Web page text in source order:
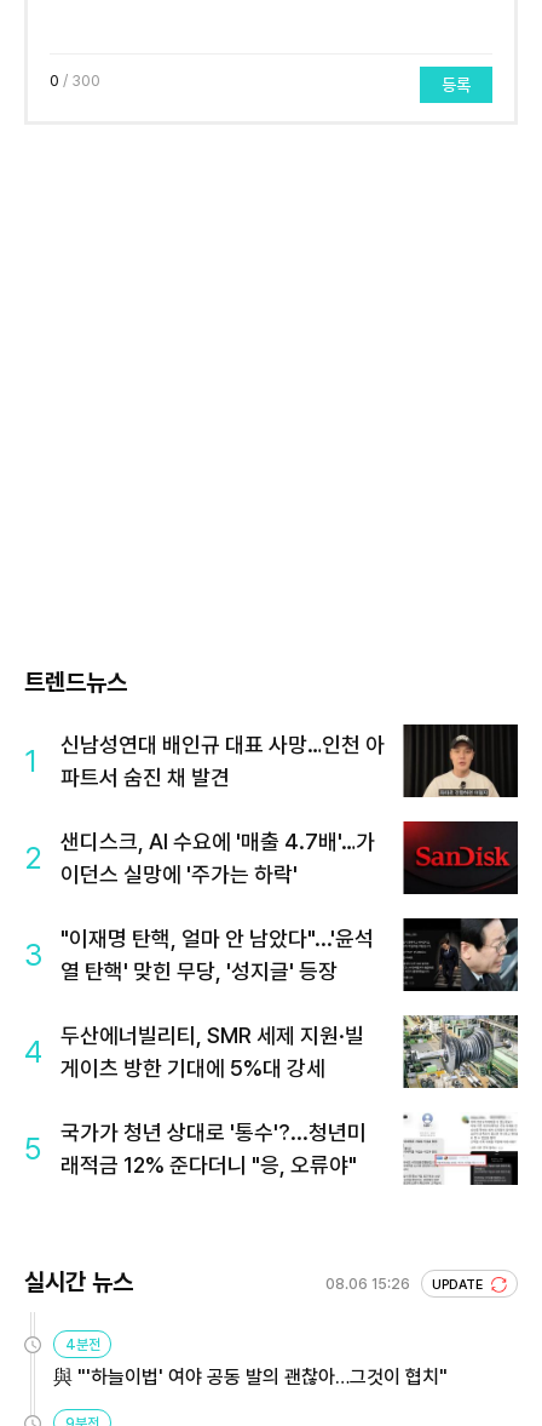
0 / 300 등록
트렌드뉴스
1
신남성연대 배인규 대표 사망…인천 아
파트서 숨진 채 발견
2
샌디스크, AI 수요에 '매출 4.7배'…가
이던스 실망에 '주가는 하락'
3
"이재명 탄핵, 얼마 안 남았다"...'윤석
열 탄핵' 맞힌 무당, '성지글' 등장
4
두산에너빌리티, SMR 세제 지원·빌
게이츠 방한 기대에 5%대 강세
5
국가가 청년 상대로 '통수'?...청년미
래적금 12% 준다더니 "응, 오류야"
실시간 뉴스 08.06 15:26 UPDATE
4분전
與 "'하늘이법' 여야 공동 발의 괜찮아…그것이 협치"